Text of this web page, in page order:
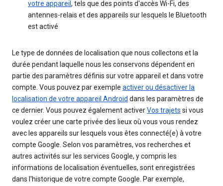
votre appareil , tels que des points d'accès Wi-Fi, des
antennes-relais et des appareils sur lesquels le Bluetooth
est activé
Le type de données de localisation que nous collectons et la
durée pendant laquelle nous les conservons dépendent en
partie des paramètres définis sur votre appareil et dans votre
compte. Vous pouvez par exemple activer ou désactiver la
localisation de votre appareil Android dans les paramètres de
ce dernier. Vous pouvez également activerVos trajets si vous
voulez créer une carte privée des lieux où vous vous rendez
avec les appareils sur lesquels vous êtes connecté(e) à votre
compte Google. Selon vos paramètres, vos recherches et
autres activités sur les services Google, y compris les
informations de localisation éventuelles, sont enregistrées
dans l'historique de votre compte Google. Par exemple,